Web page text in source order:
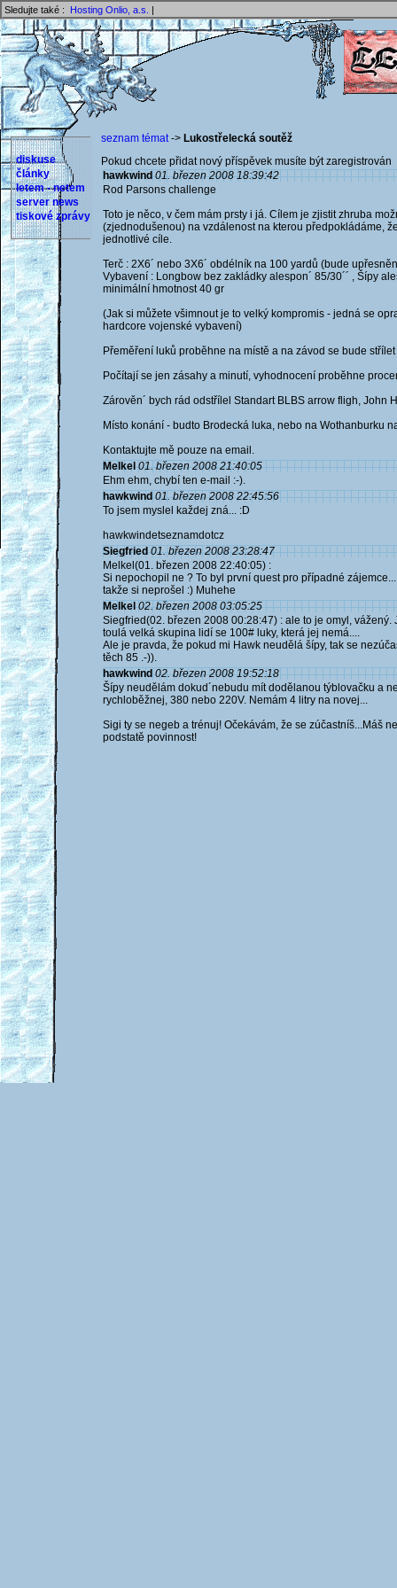
Sledujte také : Hosting Onlio, a.s. |
diskuse
články
letem - netem
server news
tiskové zprávy
seznam témat-> Lukostřelecká soutěž
Pokud chcete přidat nový příspěvek musíte být
hawkwind 01. březen 2008 18:39:42
Rod Parsons challenge
Toto je něco, v čem mám prsty i já. Cílem je zjistit zhruba
(zjednodušenou) na vzdálenost na kterou předpokládáme,
jednotlivé cíle.
Terč : 2X6´ nebo 3X6´ obdélník na 100 yardů (bude
Vybavení : Longbow bez zakládky alespon´ 85/30´´ , Šípy
minimální hmotnost 40 gr
(Jak si můžete všimnout je to velký kompromis - jedná se
hardcore vojenské vybavení)
Přeměření luků proběhne na místě a na závod se bude
Počítají se jen zásahy a minutí, vyhodnocení proběhne
Zárověn´ bych rád odstřílel Standart BLBS arrow fligh, John
Místo konání - budto Brodecká luka, nebo na Wothanburku
Kontaktujte mě pouze na email.
Melkel 01. březen 2008 21:40:05
Ehm ehm, chybí ten e-mail :-).
hawkwind 01. březen 2008 22:45:56
To jsem myslel každej zná... :D
hawkwindetseznamdotcz
Siegfried 01. březen 2008 23:28:47
Melkel(01. březen 2008 22:40:05) :
Si nepochopil ne ? To byl první quest pro případné
takže si neprošel :) Muhehe
Melkel 02. březen 2008 03:05:25
Siegfried(02. březen 2008 00:28:47) : ale to je omyl,
toulá velká skupina lidí se 100# luky, která jej nemá....
Ale je pravda, že pokud mi Hawk neudělá šípy, tak se
těch 85 .-)).
hawkwind 02. březen 2008 19:52:18
Šípy neudělám dokud´nebudu mít dodělanou týblovačku a
rychloběžnej, 380 nebo 220V. Nemám 4 litry na novej...
Sigi ty se negeb a trénuj! Očekávám, že se zúčastníš...Máš
podstatě povinnost!